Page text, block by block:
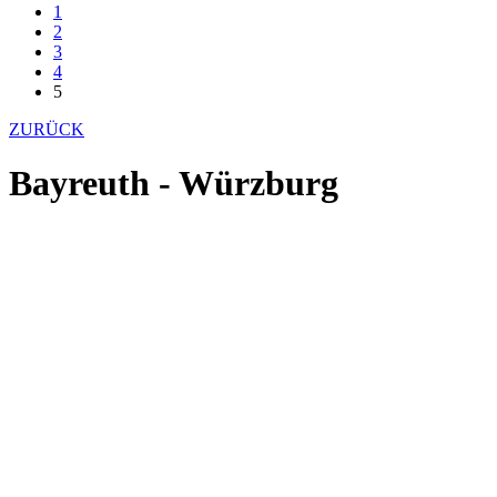
1
2
3
4
5
ZURÜCK
Bayreuth - Würzburg